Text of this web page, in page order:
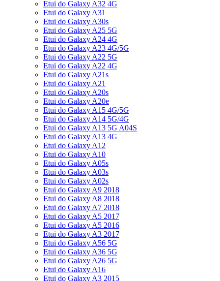
Etui do Galaxy A32 4G
Etui do Galaxy A31
Etui do Galaxy A30s
Etui do Galaxy A25 5G
Etui do Galaxy A24 4G
Etui do Galaxy A23 4G/5G
Etui do Galaxy A22 5G
Etui do Galaxy A22 4G
Etui do Galaxy A21s
Etui do Galaxy A21
Etui do Galaxy A20s
Etui do Galaxy A20e
Etui do Galaxy A15 4G/5G
Etui do Galaxy A14 5G/4G
Etui do Galaxy A13 5G A04S
Etui do Galaxy A13 4G
Etui do Galaxy A12
Etui do Galaxy A10
Etui do Galaxy A05s
Etui do Galaxy A03s
Etui do Galaxy A02s
Etui do Galaxy A9 2018
Etui do Galaxy A8 2018
Etui do Galaxy A7 2018
Etui do Galaxy A5 2017
Etui do Galaxy A5 2016
Etui do Galaxy A3 2017
Etui do Galaxy A56 5G
Etui do Galaxy A36 5G
Etui do Galaxy A26 5G
Etui do Galaxy A16
Etui do Galaxy A3 2015